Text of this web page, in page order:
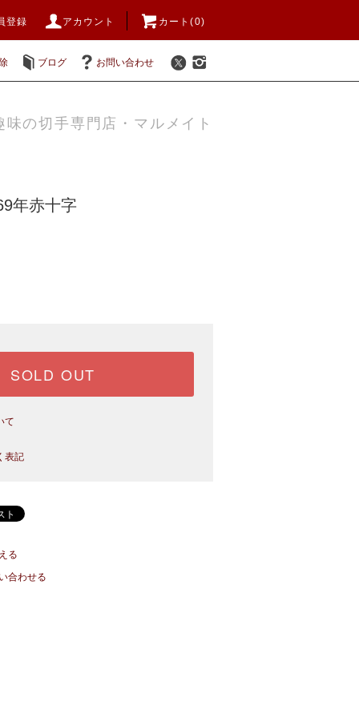
登録 アカウント カート(0)
ブログ お問い合わせ
味の切手専門店・マルメイト
年赤十字
SOLD OUT
て
表記
る
合わせる